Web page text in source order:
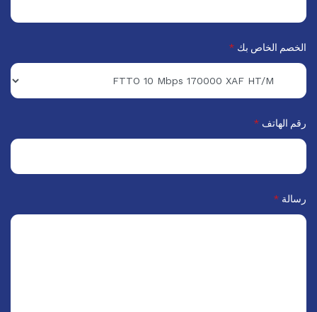
الخصم الخاص بك *
رقم الهاتف *
رسالة *